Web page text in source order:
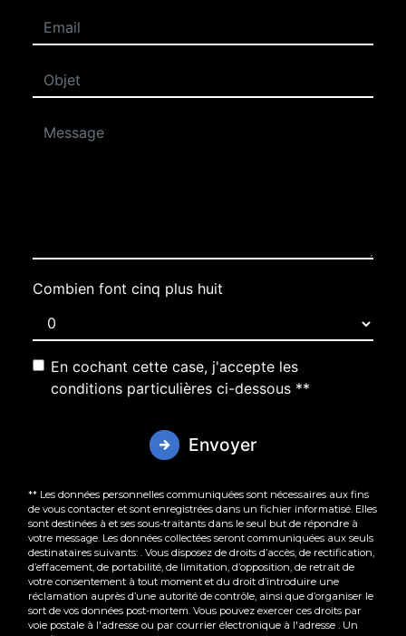
Combien font cinq plus huit
En cochant cette case, j'accepte les
conditions particulières ci-dessous **
Envoyer
** Les données personnelles communiquées sont nécessaires aux fins
de vous contacter et sont enregistrées dans un fichier informatisé. Elles
sont destinées à et ses sous-traitants dans le seul but de répondre à
votre message. Les données collectées seront communiquées aux seuls
destinataires suivants: . Vous disposez de droits d’accès, de rectification,
d’effacement, de portabilité, de limitation, d’opposition, de retrait de
votre consentement à tout moment et du droit d’introduire une
réclamation auprès d’une autorité de contrôle, ainsi que d’organiser le
sort de vos données post-mortem. Vous pouvez exercer ces droits par
voie postale à l'adresse ou par courrier électronique à l'adresse . Un